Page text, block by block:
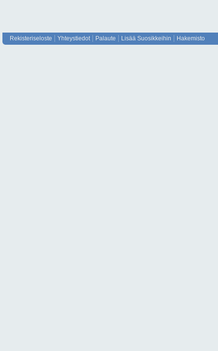
Rekisteriseloste Yhteystiedot Palaute Lisää Suosikkeihin Hakemisto